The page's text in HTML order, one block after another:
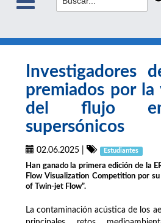
Investigadores
premiados por la
del flujo
supersónicos
02.06.2025 Estudiantes
Han ganado la primera edición de la
Flow Visualization Competition por
of Twin-jet Flow”.
La contaminación acústica de los